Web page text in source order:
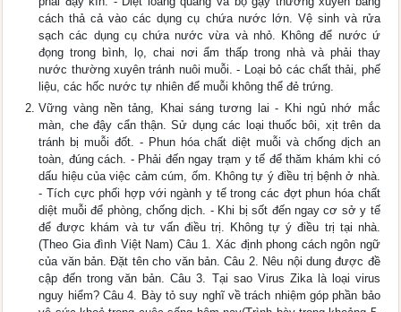
cách thả cả vào các dụng cụ chứa nước lớn. Vệ sinh và rửa
sạch các dụng cụ chứa nước vừa và nhỏ. Không để nước ứ
đọng trong bình, lọ, chai nơi ẩm thấp trong nhà và phải thay
nước thường xuyên tránh nuôi muỗi. - Loại bỏ các chất thải, phế
liệu, các hốc nước tự nhiên để muỗi không thể đẻ trứng.
Vững vàng nền tảng, Khai sáng tương lai - Khi ngủ nhớ mắc
màn, che đậy cẩn thận. Sử dụng các loại thuốc bôi, xịt trên da
tránh bị muỗi đốt. - Phun hóa chất diệt muỗi và chống dịch an
toàn, đúng cách. - Phải đến ngay trạm y tế để thăm khám khi có
dấu hiệu của việc cảm cúm, ốm. Không tự ý điều trị bệnh ở nhà.
- Tích cực phối hợp với ngành y tế trong các đợt phun hóa chất
diệt muỗi để phòng, chống dịch. - Khi bị sốt đến ngay cơ sở y tế
để được khám và tư vấn điều trị. Không tự ý điều trị tại nhà.
(Theo Gia đình Việt Nam) Câu 1. Xác định phong cách ngôn ngữ
của văn bản. Đặt tên cho văn bản. Câu 2. Nêu nội dung được đề
cập đến trong văn bản. Câu 3. Tại sao Virus Zika là loại virus
nguy hiểm? Câu 4. Bày tỏ suy nghĩ về trách nhiệm góp phần bảo